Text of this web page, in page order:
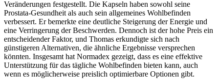
Veränderungen festgestellt. Die Kapseln haben sowohl seine
Prostata-Gesundheit als auch sein allgemeines Wohlbefinden
verbessert. Er bemerkte eine deutliche Steigerung der Energie und
eine Verringerung der Beschwerden. Dennoch ist der hohe Preis ein
entscheidender Faktor, und Thomas erkundigte sich nach
günstigeren Alternativen, die ähnliche Ergebnisse versprechen
könnten. Insgesamt hat Normadex gezeigt, dass es eine effektive
Unterstützung für das tägliche Wohlbefinden bieten kann, auch
wenn es möglicherweise preislich optimierbare Optionen gibt.